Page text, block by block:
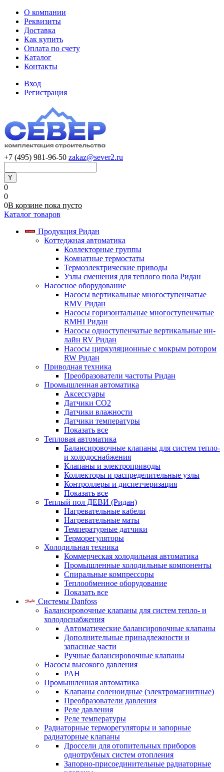
О компании
Реквизиты
Доставка
Как купить
Оплата по счету
Каталог
Контакты
Вход
Регистрация
+7 (495) 981-96-50 zakaz@sever2.ru
0
0
0В корзине пока пусто
Каталог товаров
Продукция Ридан
Коттеджная автоматика
Коллекторные группы
Комнатные термостаты
Термоэлектрические приводы
Узлы смешения для теплого пола Ридан
Насосное оборудование
Насосы вертикальные многоступенчатые
RMV Ридан
Насосы горизонтальные многоступенчатые
RMHI Ридан
Насосы одноступенчатые вертикальные ин-
лайн RV Ридан
Насосы циркуляционные с мокрым ротором
RW Ридан
Приводная техника
Преобразователи частоты Ридан
Промышленная автоматика
Аксессуары
Датчики CO2
Датчики влажности
Датчики температуры
Показать все
Тепловая автоматика
Балансировочные клапаны для систем тепло-
и холодоснабжения
Клапаны и электроприводы
Коллекторы и распределительные узлы
Контроллеры и диспетчеризация
Показать все
Теплый пол ДЕВИ (Ридан)
Нагревательные кабели
Нагревательные маты
Температурные датчики
Терморегуляторы
Холодильная техника
Коммерческая холодильная автоматика
Промышленные холодильные компоненты
Спиральные компрессоры
Теплообменное оборудование
Показать все
Системы Danfoss
Балансировочные клапаны для систем тепло- и
холодоснабжения
Автоматические балансировочные клапаны
Дополнительные принадлежности и
запасные части
Ручные балансировочные клапаны
Насосы высокого давления
PAH
Промышленная автоматика
Клапаны соленоидные (электромагнитные)
Преобразователи давления
Реле давления
Реле температуры
Радиаторные терморегуляторы и запорные
радиаторные клапаны
Дроссели для отопительных приборов
однотрубных систем отопления
Запорно-присоединительные радиаторные